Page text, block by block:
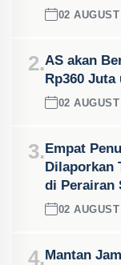
02
2.AS akan
Rp360 Juta
02
3.Empat
Dilaporkan
di Perairan
02
4.Mantan